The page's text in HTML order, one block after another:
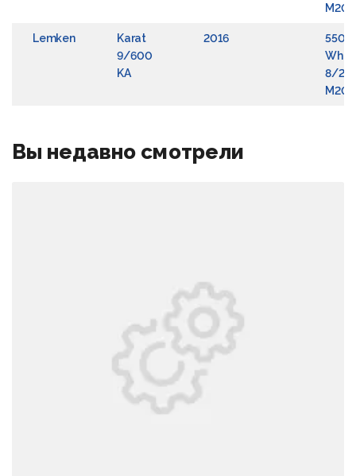
Lemken
Karat
9/600
KA
2016
8/
Вы недавно смотрели